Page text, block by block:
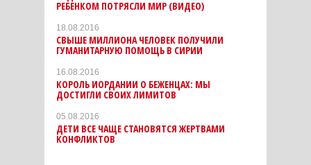
РЕБЕНКОМ ПОТРЯСЛИ МИР (ВИДЕО)
18.08.2016
СВЫШЕ МИЛЛИОНА ЧЕЛОВЕК ПОЛУЧИЛИ
ГУМАНИТАРНУЮ ПОМОЩЬ В СИРИИ
16.08.2016
КОРОЛЬ ИОРДАНИИ О БЕЖЕНЦАХ: МЫ
ДОСТИГЛИ СВОИХ ЛИМИТОВ
05.08.2016
ДЕТИ ВСЕ ЧАЩЕ СТАНОВЯТСЯ ЖЕРТВАМИ
КОНФЛИКТОВ